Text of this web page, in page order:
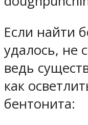
Если найти
удалось, не
ведь
как
бентонита: